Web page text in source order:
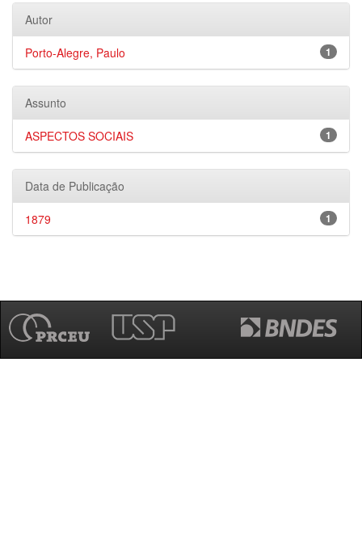
Autor
1
Porto-Alegre, Paulo
Assunto
1
ASPECTOS SOCIAIS
Data de Publicação
1
1879